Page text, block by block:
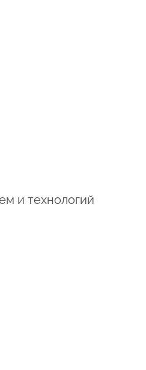
и технологий